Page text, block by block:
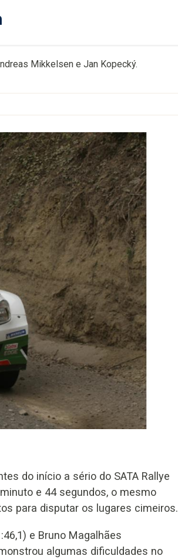
Mikkelsen e Jan Kopecký.
do início a sério do SATA Rallye
e 44 segundos, o mesmo
para disputar os lugares cimeiros.
e Bruno Magalhães
algumas dificuldades no